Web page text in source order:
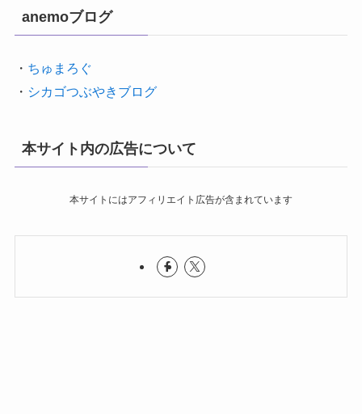
anemoブログ
・ ちゅまろぐ
・ シカゴつぶやきブログ
本サイト内の広告について
本サイトにはアフィリエイト広告が含まれています